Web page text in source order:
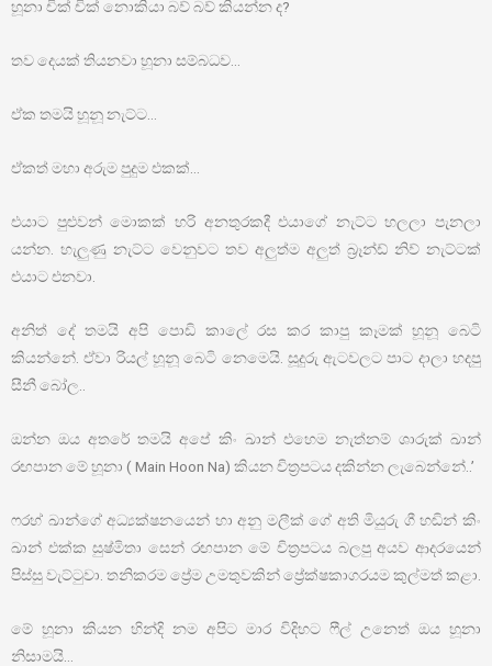
හූනා චික් චික් නොකියා බව් බව් කියන්න ද?
තව දෙයක් තියනවා හූනා සම්බධව…
ඒක තමයි හූනූ නැට්ට…
ඒකත් මහා අරුම පුදුම එකක්…
එයාට පුළුවන් මොකක් හරි අනතුරකදී එයාගේ නැට්ට හලලා පැනලා
යන්න. හැලුණු නැට්ට වෙනුවට තව අලුත්ම අලුත් බ්‍රෑන්ඩ් නිව් නැට්ටක්
එයාට එනවා.
අනිත් දේ තමයි අපි පොඩි කාලේ රස කර කාපු කෑමක් හූනූ බෙටි
කියන්නේ. ඒවා රියල් හූනූ බෙටි නෙමෙයි. සූදුරු ඇටවලට පාට දාලා හදපු
සීනී බෝල..
ඔන්න ඔය අතරේ තමයි අපේ කිං ඛාන් එහෙම නැත්නම් ශාරුක් ඛාන්
රඟපාන මේ හූනා ( Main Hoon Na) කියන චිත්‍රපටය දකින්න ලැබෙන්නේ..’
ෆරහ් ඛාන්ගේ අධ්‍යක්ෂනයෙන් හා අනු මලීක් ගේ අති මියුරු ගී හඬින් කිං
ඛාන් එක්ක සුෂ්මිතා සෙන් රඟපාන මේ චිත්‍රපටය බලපු අයව ආදරයෙන්
පිස්සු වැට්ටුවා. තනිකරම ප්‍රේම උමතුවකින් ප්‍රේක්ෂකාගරයම කුල්මත් කළා.
මේ හූනා කියන හින්දි නම අපිට මාර විදිහට ෆීල් උනෙත් ඔය හූනා
නිසාමයි…